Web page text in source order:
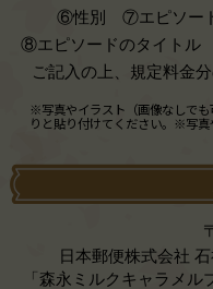
⑥性別 ⑦エピソード
⑧エピソードのタイトル
ご記入の上、規定料金
※写真やイラスト（画像なしで
りと貼り付けてください。 ※写真
日本郵便株式会社
「森永ミルクキャラメ